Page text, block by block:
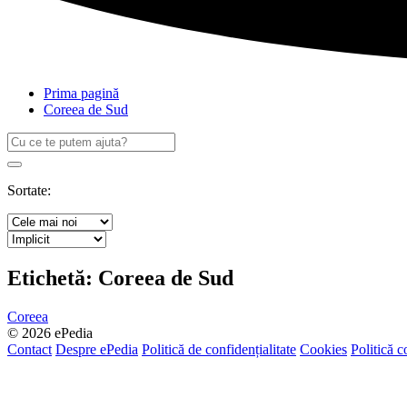
Prima pagină
Coreea de Sud
Caută
după:
Search
Sortate:
Etichetă: Coreea de Sud
Coreea
© 2026 ePedia
Contact Despre ePedia Politică de confidențialitate Cookies Politică